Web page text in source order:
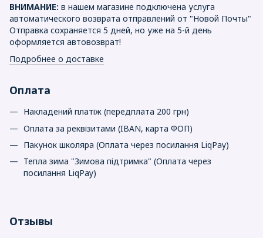
ВНИМАНИЕ: в нашем магазине подключена услуга
автоматического возврата отправлений от "Новой Почты"
Отправка сохраняется 5 дней, но уже на 5-й день
оформляется автовозврат!
Подробнее о доставке
Оплата
Накладений платіж (передплата 200 грн)
Оплата за реквізитами (IBAN, карта ФОП)
Пакунок школяра (Оплата через посилання LiqPay)
Тепла зима "Зимова підтримка" (Оплата через
посилання LiqPay)
Отзывы